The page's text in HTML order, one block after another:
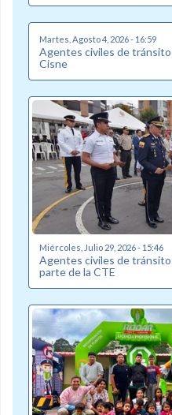
Martes, Agosto 4, 2026 - 16:59
Agentes civiles de tránsito
Cisne
Miércoles, Julio 29, 2026 - 15:46
Agentes civiles de
parte de la CTE